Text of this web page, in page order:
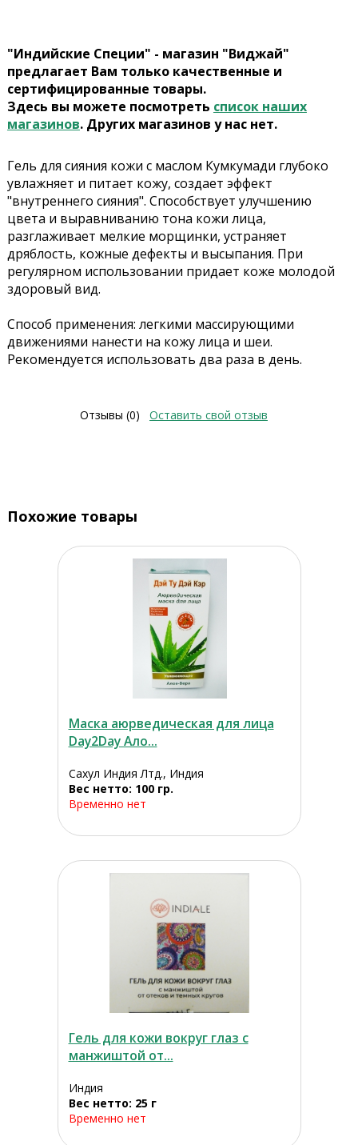
"Индийские Специи" - магазин "Виджай"
предлагает Вам только качественные и
сертифицированные товары.
Здесь вы можете посмотреть список наших
магазинов. Других магазинов у нас нет.
Гель для сияния кожи с маслом Кумкумади глубоко
увлажняет и питает кожу, создает эффект
"внутреннего сияния". Способствует улучшению
цвета и выравниванию тона кожи лица,
разглаживает мелкие морщинки, устраняет
дряблость, кожные дефекты и высыпания. При
регулярном использовании придает коже молодой
здоровый вид.
Способ применения: легкими массирующими
движениями нанести на кожу лица и шеи.
Рекомендуется использовать два раза в день.
Отзывы (0) Оставить свой отзыв
Похожие товары
Маска аюрведическая для лица
Day2Day Ало...
Сахул Индия Лтд., Индия
Вес нетто: 100 гр.
Временно нет
Гель для кожи вокруг глаз с
манжиштой от...
Индия
Вес нетто: 25 г
Временно нет